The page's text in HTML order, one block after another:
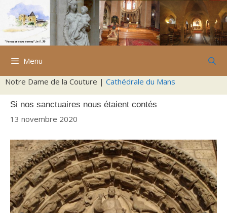
Aller
contenu
Menu
Notre Dame de la Couture | Cathédrale du Mans
Si nos sanctuaires nous étaient contés
13 novembre 2020